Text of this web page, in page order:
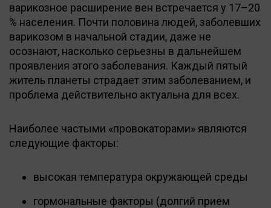
варикозное расширение вен встречается у 17–20
% населения. Почти половина людей, заболевших
варикозом в начальной стадии, даже не
осознают, насколько серьезны в дальнейшем
проявления этого заболевания. Каждый пятый
житель планеты страдает этим заболеванием, и
проблема действительно актуальна для всех.
Наиболее частыми «провокаторами» являются
следующие факторы:
высокая температура окружающей среды
гормональные факторы (долгий прием